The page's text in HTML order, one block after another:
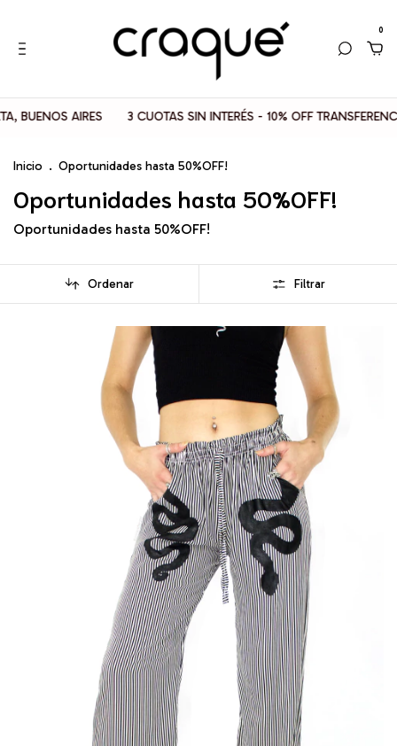
0
3 CUOTAS SIN INTERÉS - 10% OFF TRANSFERENCIAS 📦 ENVIOS
Inicio . Oportunidades hasta 50%OFF!
Oportunidades hasta 50%OFF!
Oportunidades hasta 50%OFF!
Ordenar Filtrar